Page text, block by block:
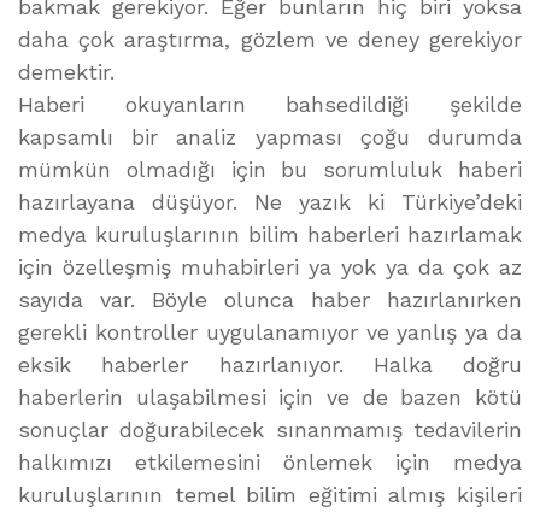
bakmak gerekiyor. Eğer bunların hiç biri yoksa
daha çok araştırma, gözlem ve deney gerekiyor
demektir.
Haberi okuyanların bahsedildiği şekilde
kapsamlı bir analiz yapması çoğu durumda
mümkün olmadığı için bu sorumluluk haberi
hazırlayana düşüyor. Ne yazık ki Türkiye’deki
medya kuruluşlarının bilim haberleri hazırlamak
için özelleşmiş muhabirleri ya yok ya da çok az
sayıda var. Böyle olunca haber hazırlanırken
gerekli kontroller uygulanamıyor ve yanlış ya da
eksik haberler hazırlanıyor. Halka doğru
haberlerin ulaşabilmesi için ve de bazen kötü
sonuçlar doğurabilecek sınanmamış tedavilerin
halkımızı etkilemesini önlemek için medya
kuruluşlarının temel bilim eğitimi almış kişileri